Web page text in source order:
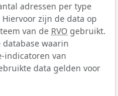
adressen per type
zijn de data op
van de RVO gebruikt.
database waarin
indicatoren van
data gelden voor